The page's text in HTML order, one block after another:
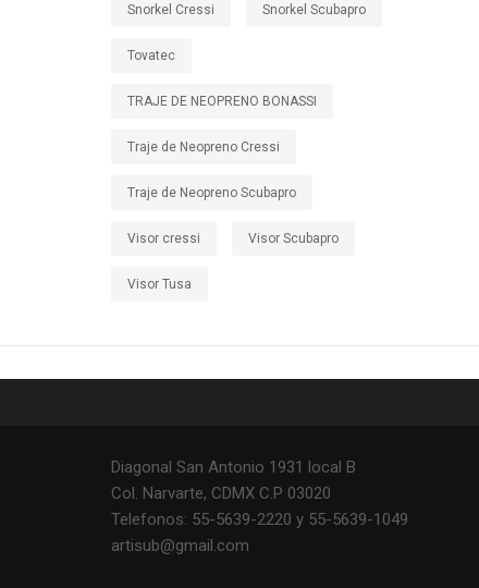
Snorkel Cressi Snorkel Scubapro
Tovatec
TRAJE DE NEOPRENO BONASSI
Traje de Neopreno Cressi
Traje de Neopreno Scubapro
Visor cressi Visor Scubapro
Visor Tusa
Diagonal San Antonio 1931 local B
Col. Narvarte, CDMX C.P 03020
Telefonos: 55-5639-2220 y 55-5639-1049
artisub@gmail.com